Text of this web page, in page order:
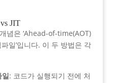
JIT
념은 ‘Ahead-of-time(AOT)
일’입니다. 이 두 방법은 각
: 코드가 실행되기 전에 처